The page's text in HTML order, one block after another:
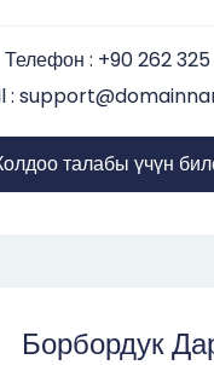
Телефон : +90 262
:
талабы үчүн
Борбордук